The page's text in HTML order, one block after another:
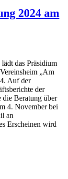
2024 am
das Präsidium
„Am
Auf der
der
die Beratung über
4. November bei
an
Erscheinen wird